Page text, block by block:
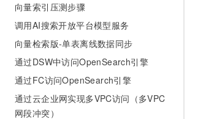
向量索引压测步骤
调用AI搜索开放平台模型服务
向量检索版-单表离线数据同步
通过DSW中访问OpenSearch引擎
通过FC访问OpenSearch引擎
通过云企业网实现多VPC访问（多VPC
网段冲突）